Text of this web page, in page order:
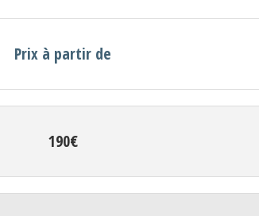
Prix à partir de
190€